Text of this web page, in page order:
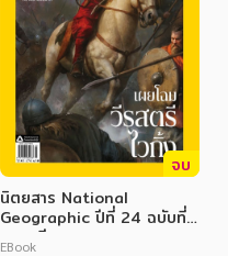
จบ
นิตยสาร National
Geographic ปีที่ 24 ฉบับที่
284 มีนาคม 2568
EBook